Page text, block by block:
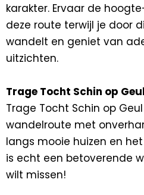
karakter. Ervaar de
deze route terwijl je door
wandelt en geniet van
uitzichten.
Trage Tocht Schin op Geul
Trage Tocht Schin op
wandelroute met
langs mooie huizen en het
is echt een betoverende
wilt missen!